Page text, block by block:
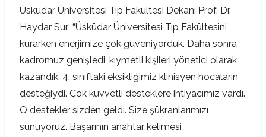
Üsküdar Üniversitesi Tıp Fakültesi Dekanı Prof. Dr.
Haydar Sur; “Üsküdar Üniversitesi Tıp Fakültesini
kurarken enerjimize çok güveniyorduk. Daha sonra
kadromuz genişledi, kıymetli kişileri yönetici olarak
kazandık. 4. sınıftaki eksikliğimiz klinisyen hocaların
desteğiydi. Çok kuvvetli desteklere ihtiyacımız vardı.
O destekler sizden geldi. Size şükranlarımızı
sunuyoruz. Başarının anahtar kelimesi